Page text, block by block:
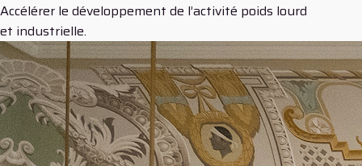
Accélérer le développement de l’activité poids lourd
et industrielle.